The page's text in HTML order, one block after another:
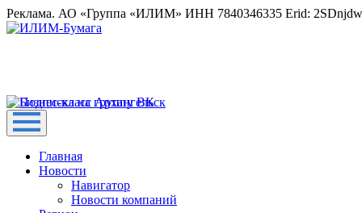
Реклама. АО «Группа «ИЛИМ» ИНН 7840346335 Erid:
Главная
Новости
Навигатор
Новости компаний